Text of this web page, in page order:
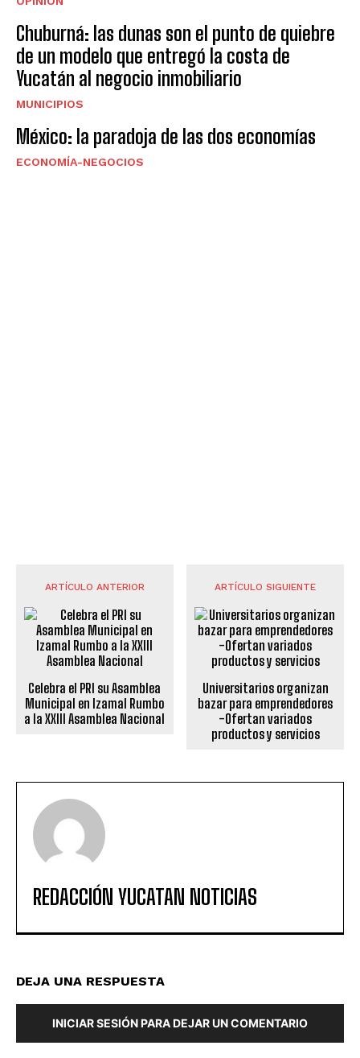
Chuburná: las dunas son el punto de quiebre
de un modelo que entregó la costa de
Yucatán al negocio inmobiliario
MUNICIPIOS
México: la paradoja de las dos economías
ECONOMÍA-NEGOCIOS
ARTÍCULO ANTERIOR
Celebra el PRI su Asamblea
Municipal en Izamal Rumbo
a la XXIII Asamblea Nacional
ARTÍCULO SIGUIENTE
Universitarios organizan
bazar para emprendedores
-Ofertan variados
productos y servicios
REDACCIÓN YUCATAN NOTICIAS
DEJA UNA RESPUESTA
INICIAR SESIÓN PARA DEJAR UN COMENTARIO